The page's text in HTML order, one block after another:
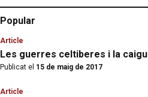
Popular
Article
Les guerres celtiberes i la
Publicat el 15 de maig de 2017
Article